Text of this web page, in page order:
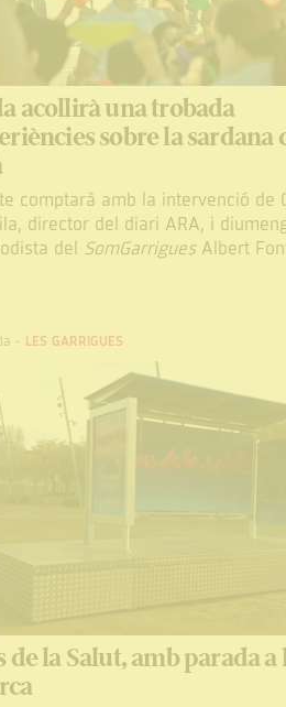
acollirà una trobada
sobre la
comptarà amb la intervenció de
director del diari ARA, i
del SomGarriguesAlbert
- LES GARRIGUES
de la Salut, amb parada a